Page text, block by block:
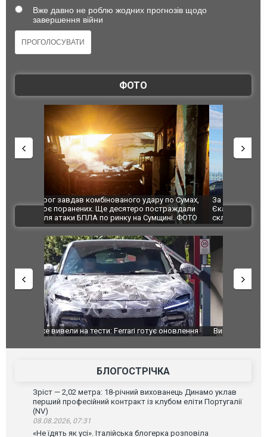
Вже давно не роблю жодних прогнозів щодо
завершення війни
ФОТО
За 2000 кілометрів від кордону з Україною: в
Єкатеринбурзі після атаки дронів загорівся
склад Wildberries. ФОТО. ВІДЕО
"Мої
ВІДЕО
Вийшов трейлер нової екранізації легендарного
БЛОГОСТРІЧКА
Зріст — 2,02 метра: 18-річний вихованець Динамо уклав
перший професійний контракт із клубом еліти Португалії
(NV)
08.08.2026, 07:31
«Не їдять як усі». Італійська блогерка розповіла